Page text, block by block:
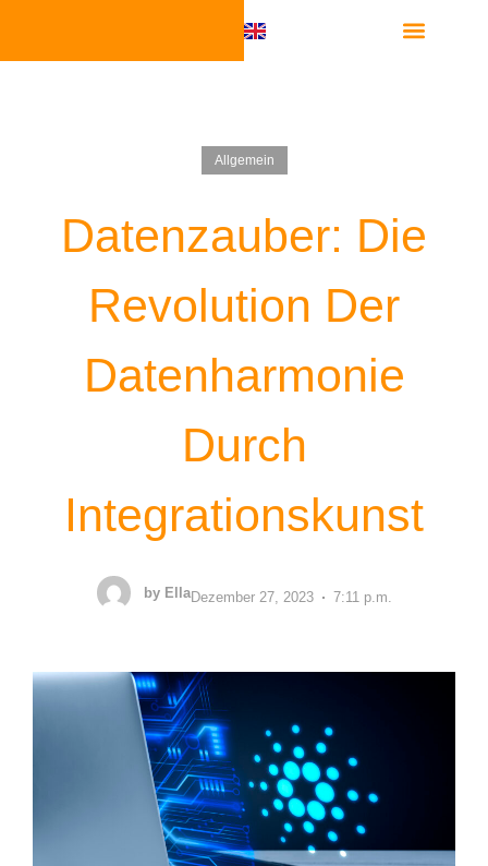
Allgemein
Datenzauber: Die
Revolution Der
Datenharmonie
Durch
Integrationskunst
byEllaDezember 27, 2023 7:11 p.m.